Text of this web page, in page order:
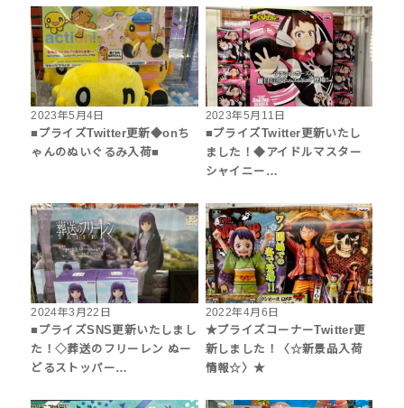
2023年5月4日
■プライズTwitter更新◆onち
ゃんのぬいぐるみ入荷■
2023年5月11日
■プライズTwitter更新いたし
ました！◆アイドルマスター
シャイニー…
2024年3月22日
■プライズSNS更新いたしまし
た！◇葬送のフリーレン ぬー
どるストッパー…
2022年4月6日
★プライズコーナーTwitter更
新しました！〈☆新景品入荷
情報☆〉★